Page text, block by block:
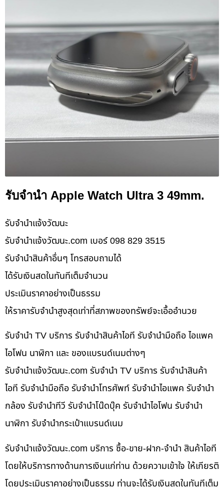
รับจำนำ Apple Watch Ultra 3 49mm.
รับจํานําแจ้งวัฒนะ
รับจํานําแจ้งวัฒนะ.com เบอร์ 098 829 3515
รับจำนำสินค้าอื่นๆ โทรสอบถามได้
ได้รับเงินสดในทันทีเต็มจำนวน
ประเมินราคาอย่างเป็นธรรม
ให้ราคารับจำนำสูงสุดเท่าที่สภาพของทรัพย์จะเอื้ออำนวย
รับจำนำ TV บริการ รับจำนำสินค้าไอที รับจำนำมือถือ ไอแพค
ไอโฟน นาฬิกา และ ของแบรนด์เนมต่างๆ
รับจํานําแจ้งวัฒนะ.com รับจำนำ TV บริการ รับจำนำสินค้า
ไอที รับจำนำมือถือ รับจำนำโทรศัพท์ รับจำนำไอแพค รับจำนำ
กล้อง รับจำนำทีวี รับจำนำโน๊ดบุ๊ค รับจำนำไอโฟน รับจำนำ
นาฬิกา รับจำนำกระเป๋าแบรนด์เนม
รับจํานําแจ้งวัฒนะ.com บริการ ซื้อ-ขาย-ฝาก-จำนำ สินค้าไอที
โดยให้บริการทางด้านการเงินแก่ท่าน ด้วยความเข้าใจ ให้เกียรติ
โดยประเมินราคาอย่างเป็นธรรม ท่านจะได้รับเงินสดในทันทีเต็ม